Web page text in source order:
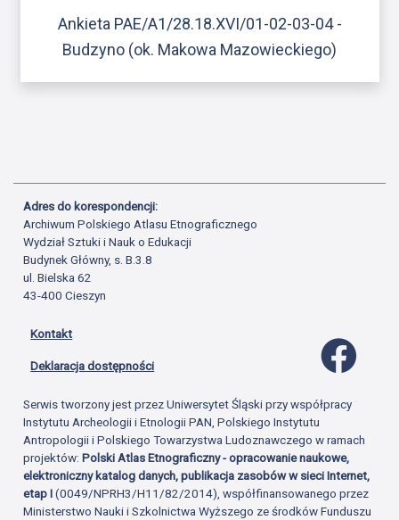
Ankieta PAE/A1/28.18.XVI/01-02-03-04 -
Budzyno (ok. Makowa Mazowieckiego)
Adres do korespondencji:
Archiwum Polskiego Atlasu Etnograficznego
Wydział Sztuki i Nauk o Edukacji
Budynek Główny, s. B.3.8
ul. Bielska 62
43-400 Cieszyn
Kontakt
Deklaracja dostępności
Serwis tworzony jest przez Uniwersytet Śląski przy współpracy
Instytutu Archeologii i Etnologii PAN, Polskiego Instytutu
Antropologii i Polskiego Towarzystwa Ludoznawczego w ramach
projektów:Polski Atlas Etnograficzny - opracowanie naukowe,
elektroniczny katalog danych, publikacja zasobów w sieci Internet,
etap I(0049/NPRH3/H11/82/2014), współfinansowanego przez
Ministerstwo Nauki i Szkolnictwa Wyższego ze środków Funduszu